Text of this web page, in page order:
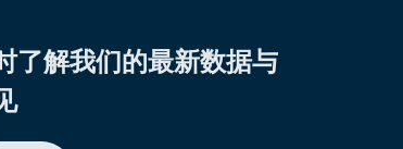
了解我们的最新数据与